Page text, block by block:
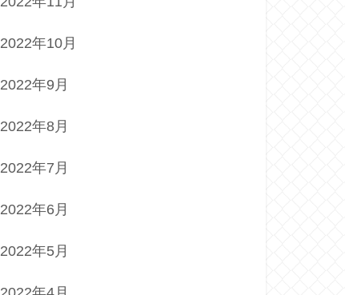
2022年10月
2022年9月
2022年8月
2022年7月
2022年6月
2022年5月